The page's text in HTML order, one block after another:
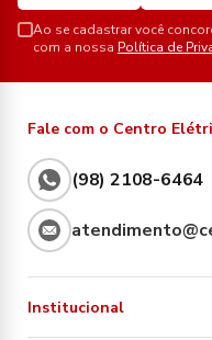
Ao se cadastrar você
com a nossa Política de
Fale com o Centro
(98) 2108-6464
Institucional